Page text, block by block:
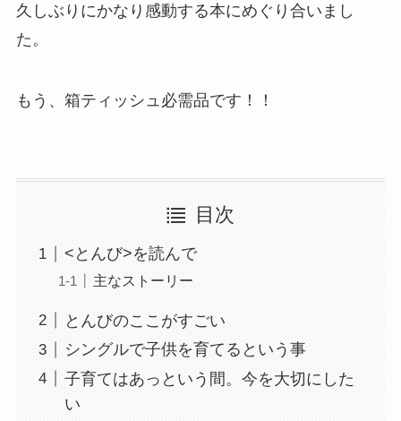
久しぶりにかなり感動する本にめぐり合いまし
た。
もう、箱ティッシュ必需品です！！
目次
<とんび>を読んで
主なストーリー
とんびのここがすごい
シングルで子供を育てるという事
子育てはあっという間。今を大切にした
い